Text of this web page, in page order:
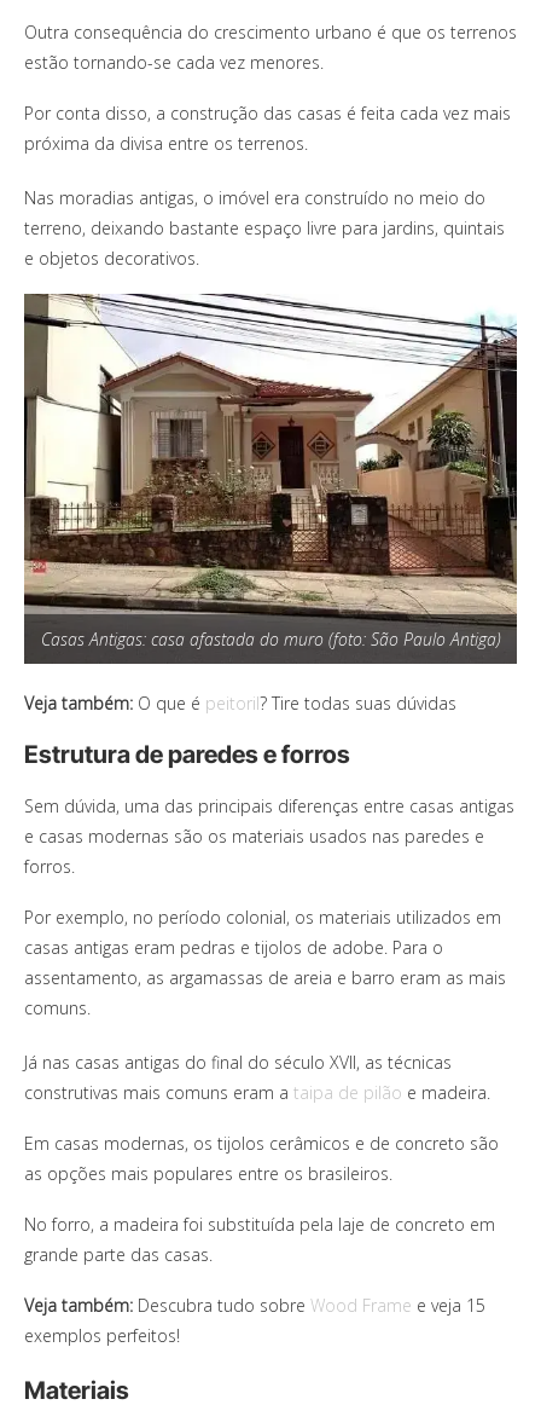
Outra consequência do crescimento urbano é que os terrenos
estão tornando-se cada vez menores.
Por conta disso, a construção das casas é feita cada vez mais
próxima da divisa entre os terrenos.
Nas moradias antigas, o imóvel era construído no meio do
terreno, deixando bastante espaço livre para jardins, quintais
e objetos decorativos.
Casas Antigas: casa afastada do muro (foto: São Paulo Antiga)
Veja também: O que é peitoril? Tire todas suas dúvidas
Estrutura de paredes e forros
Sem dúvida, uma das principais diferenças entre casas antigas
e casas modernas são os materiais usados nas paredes e
forros.
Por exemplo, no período colonial, os materiais utilizados em
casas antigas eram pedras e tijolos de adobe. Para o
assentamento, as argamassas de areia e barro eram as mais
comuns.
Já nas casas antigas do final do século XVII, as técnicas
construtivas mais comuns eram a taipa de pilão e madeira.
Em casas modernas, os tijolos cerâmicos e de concreto são
as opções mais populares entre os brasileiros.
No forro, a madeira foi substituída pela laje de concreto em
grande parte das casas.
Veja também: Descubra tudo sobre Wood Frame e veja 15
exemplos perfeitos!
Materiais